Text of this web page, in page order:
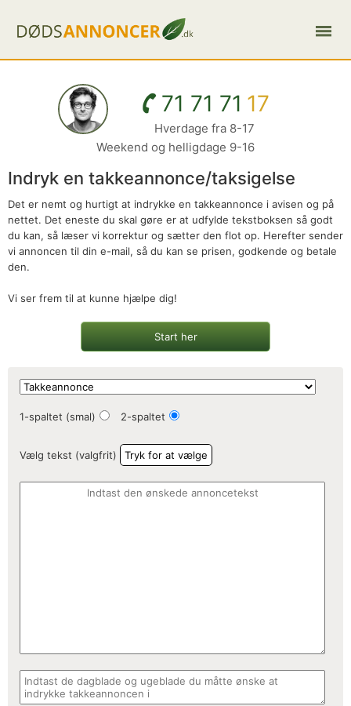
71 71 71 17
Hverdage fra 8-17
Weekend og helligdage 9-16
Indryk en takkeannonce/taksigelse
Det er nemt og hurtigt at indrykke en takkeannonce i avisen og på
nettet. Det eneste du skal gøre er at udfylde tekstboksen så godt
du kan, så læser vi korrektur og sætter den flot op. Herefter sender
vi annoncen til din e-mail, så du kan se prisen, godkende og betale
den.
Vi ser frem til at kunne hjælpe dig!
Start her
1-spaltet (smal) 2-spaltet
Vælg tekst (valgfrit) Tryk for at vælge